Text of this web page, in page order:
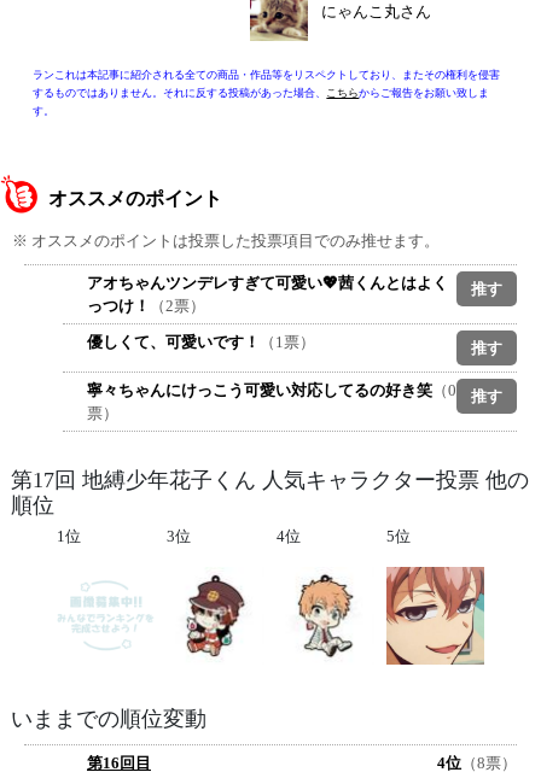
にゃんこ丸さん
ランこれは本記事に紹介される全ての商品・作品等をリスペクトしており、またその権利を侵害
するものではありません。それに反する投稿があった場合、
こちらからご報告をお願い致しま
す。
オススメのポイント
※ オススメのポイントは投票した投票項目でのみ推せます。
アオちゃんツンデレすぎて可愛い💖茜くんとはよく
っつけ！
（2票）
優しくて、可愛いです！
（1票）
寧々ちゃんにけっこう可愛い対応してるの好き笑 （0
票）
第17回 地縛少年花子くん 人気キャラクター投票 他の
順位
1位 3位 4位 5位
いままでの順位変動
第16回目 4位 （8票）